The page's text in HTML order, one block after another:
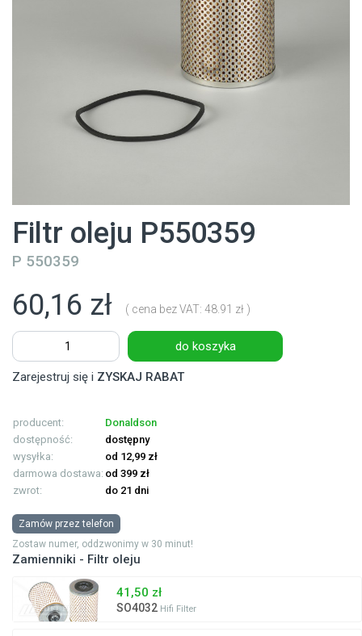
Filtr oleju P550359
P 550359
60,16 zł ( cena bez VAT: 48.91 zł )
do koszyka
Zarejestruj się i ZYSKAJ RABAT
producent:
Donaldson
dostępność:
dostępny
wysyłka:
od 12,99 zł
darmowa dostawa: od 399 zł
zwrot:
do 21 dni
Zamów przez telefon
Zostaw numer, oddzwonimy w 30 minut!
Zamienniki - Filtr oleju
41,50 zł
SO4032 Hifi Filter